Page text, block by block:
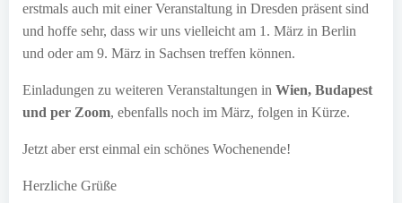
erstmals auch mit einer Veranstaltung in Dresden präsent sind
und hoffe sehr, dass wir uns vielleicht am 1. März in Berlin
und oder am 9. März in Sachsen treffen können.
Einladungen zu weiteren Veranstaltungen in Wien, Budapest
und per Zoom, ebenfalls noch im März, folgen in Kürze.
Jetzt aber erst einmal ein schönes Wochenende!
Herzliche Grüße